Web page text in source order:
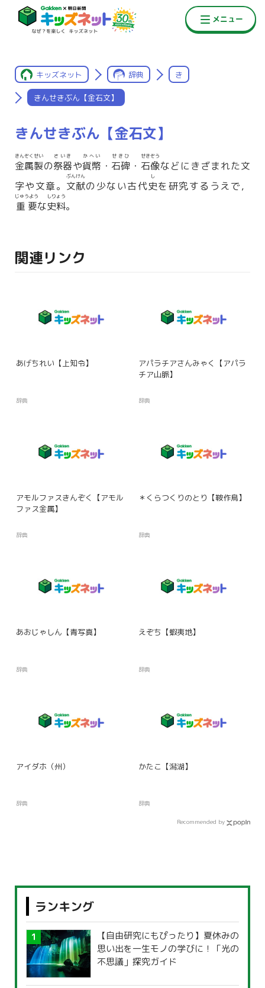
キッズネット 辞典 き
きんせきぶん【金石文】
きんせきぶん【金石文】
金属製
きんぞくせい
の祭器
さいき
や貨幣
かへい
・ 石碑
せきひ
・ 石像
せきぞう
などにきざまれた文
字や文章。 文献
ぶんけん
の少ない古代史
し
を研究するうえで，
重要
じゅうよう
な史料
しりょう
。
関連リンク
あげちれい【上知令】
辞典
アパラチアさんみゃく【アパラ
チア山脈】
辞典
アモルファスきんぞく【アモル
ファス金属】
辞典
＊くらつくりのとり【鞍作鳥】
辞典
あおじゃしん【青写真】
辞典
えぞち【蝦夷地】
辞典
アイダホ（州）
辞典
かたこ【潟湖】
辞典
Recommended by
ランキング
【自由研究にもぴったり】夏休みの
思い出を一生モノの学びに！「光の
不思議」探究ガイド